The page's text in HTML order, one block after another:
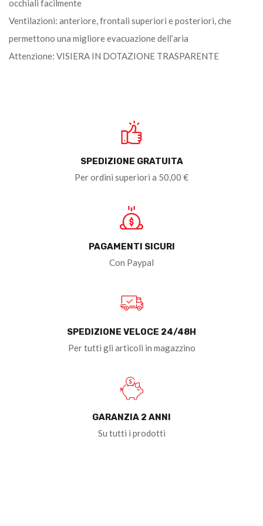
occhiali facilmente
Ventilazioni: anteriore, frontali superiori e posteriori, che
permettono una migliore evacuazione dell’aria
Attenzione: VISIERA IN DOTAZIONE TRASPARENTE
SPEDIZIONE GRATUITA
Per ordini superiori a 50,00 €
PAGAMENTI SICURI
Con Paypal
SPEDIZIONE VELOCE 24/48H
Per tutti gli articoli in magazzino
GARANZIA 2 ANNI
Su tutti i prodotti